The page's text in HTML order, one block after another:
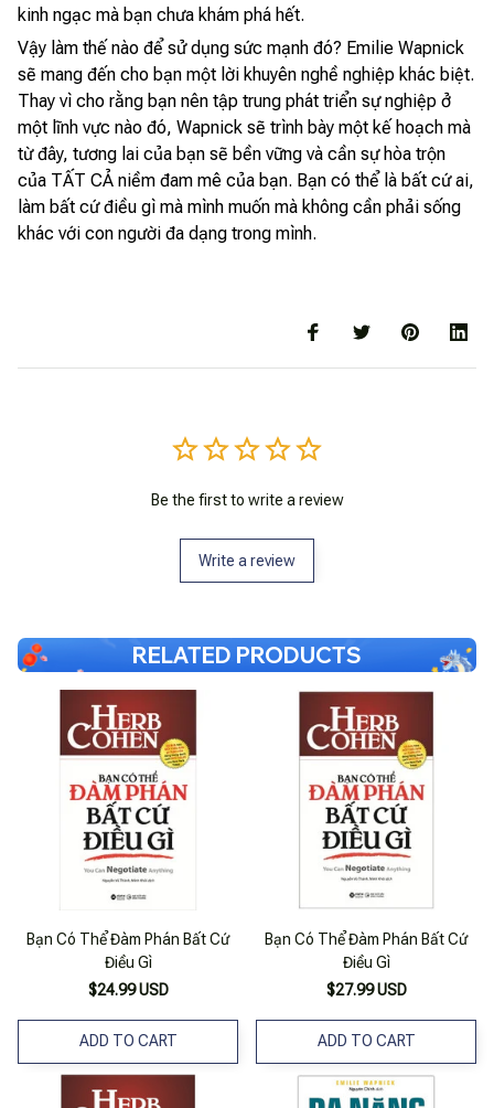
kinh ngạc mà bạn chưa khám phá hết.
Vậy làm thế nào để sử dụng sức mạnh đó? Emilie Wapnick
sẽ mang đến cho bạn một lời khuyên nghề nghiệp khác biệt.
Thay vì cho rằng bạn nên tập trung phát triển sự nghiệp ở
một lĩnh vực nào đó, Wapnick sẽ trình bày một kế hoạch mà
từ đây, tương lai của bạn sẽ bền vững và cần sự hòa trộn
của TẤT CẢ niềm đam mê của bạn. Bạn có thể là bất cứ ai,
làm bất cứ điều gì mà mình muốn mà không cần phải sống
khác với con người đa dạng trong mình.
Be the first to write a review
Write a review
RELATED PRODUCTS
Bạn Có Thể Đàm Phán Bất Cứ
Điều Gì
$24.99 USD
ADD TO CART
Bạn Có Thể Đàm Phán Bất Cứ
Điều Gì
$27.99 USD
ADD TO CART